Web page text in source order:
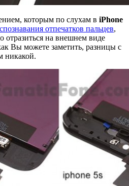
которым по слухам в iPhone
отпечатков пальцев,
отразиться на внешнем виде
Вы можете заметить, разницы с
никакой.